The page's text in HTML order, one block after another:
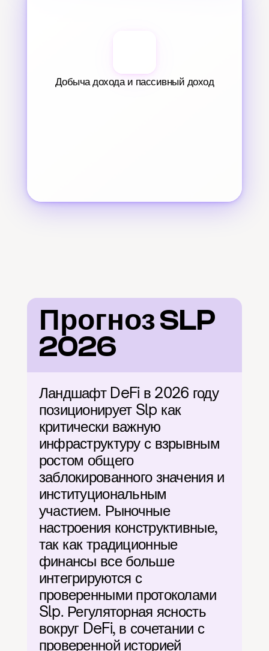
Добыча дохода и пассивный доход
Прогноз SLP
2026
Ландшафт DeFi в 2026 году
позиционирует Slp как
критически важную
инфраструктуру с взрывным
ростом общего
заблокированного значения и
институциональным
участием. Рыночные
настроения конструктивные,
так как традиционные
финансы все больше
интегрируются с
проверенными протоколами
Slp. Регуляторная ясность
вокруг DeFi, в сочетании с
проверенной историей